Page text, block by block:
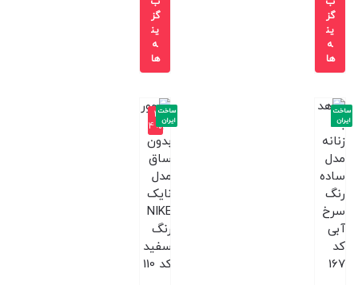
گز
ین
ه
ها
گز
ین
ه
ها
ساخت
ایران
-2
4%
ساخت
ایران